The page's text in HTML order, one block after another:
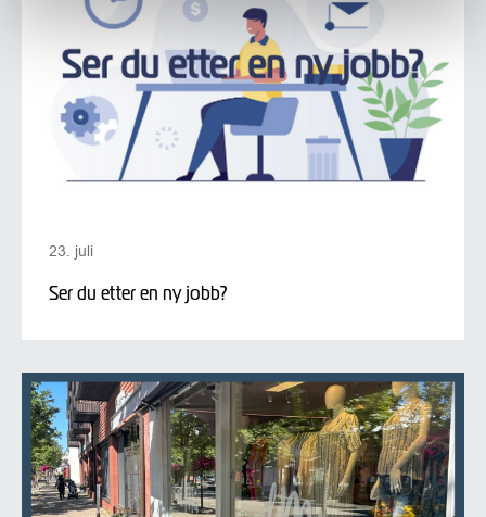
23. juli
Ser du etter en ny jobb?